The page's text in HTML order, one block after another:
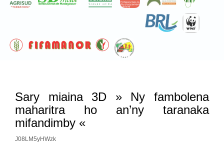
Sary miaina 3D » Ny fambolena
maharitra ho an’ny taranaka
mifandimby «
J08LM5yHWzk